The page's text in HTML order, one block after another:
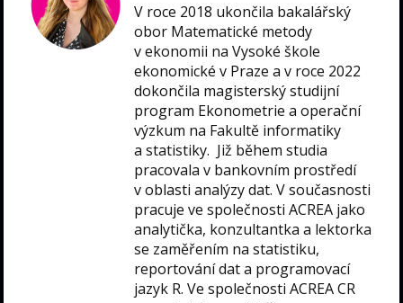
V roce 2018 ukončila bakalářský
obor Matematické metody
v ekonomii na Vysoké škole
ekonomické v Praze a v roce 2022
dokončila magisterský studijní
program Ekonometrie a operační
výzkum na Fakultě informatiky
a statistiky. Již během studia
pracovala v bankovním prostředí
v oblasti analýzy dat. V současnosti
pracuje ve společnosti ACREA jako
analytička, konzultantka a lektorka
se zaměřením na statistiku,
reportování dat a programovací
jazyk R. Ve společnosti ACREA CR